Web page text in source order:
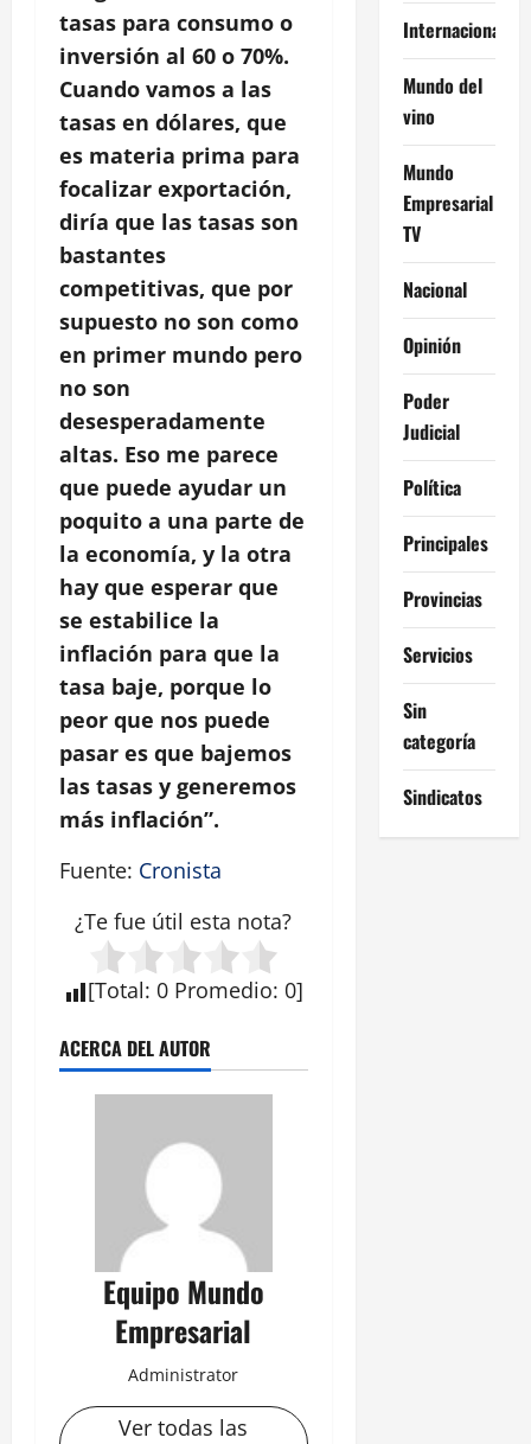
tasas para consumo o
inversión al 60 o 70%.
Cuando vamos a las
tasas en dólares, que
es materia prima para
focalizar exportación,
diría que las tasas son
bastantes
competitivas, que por
supuesto no son como
en primer mundo pero
no son
desesperadamente
altas. Eso me parece
que puede ayudar un
poquito a una parte de
la economía, y la otra
hay que esperar que
se estabilice la
inflación para que la
tasa baje, porque lo
peor que nos puede
pasar es que bajemos
las tasas y generemos
más inflación”.
Fuente: Cronista
¿Te fue útil esta nota?
[Total: 0 Promedio: 0]
ACERCA DEL AUTOR
Equipo Mundo
Empresarial
Administrator
Ver todas las
Internacional
Mundo del
vino
Mundo
Empresarial
TV
Nacional
Opinión
Poder
Judicial
Política
Principales
Provincias
Servicios
Sin
categoría
Sindicatos